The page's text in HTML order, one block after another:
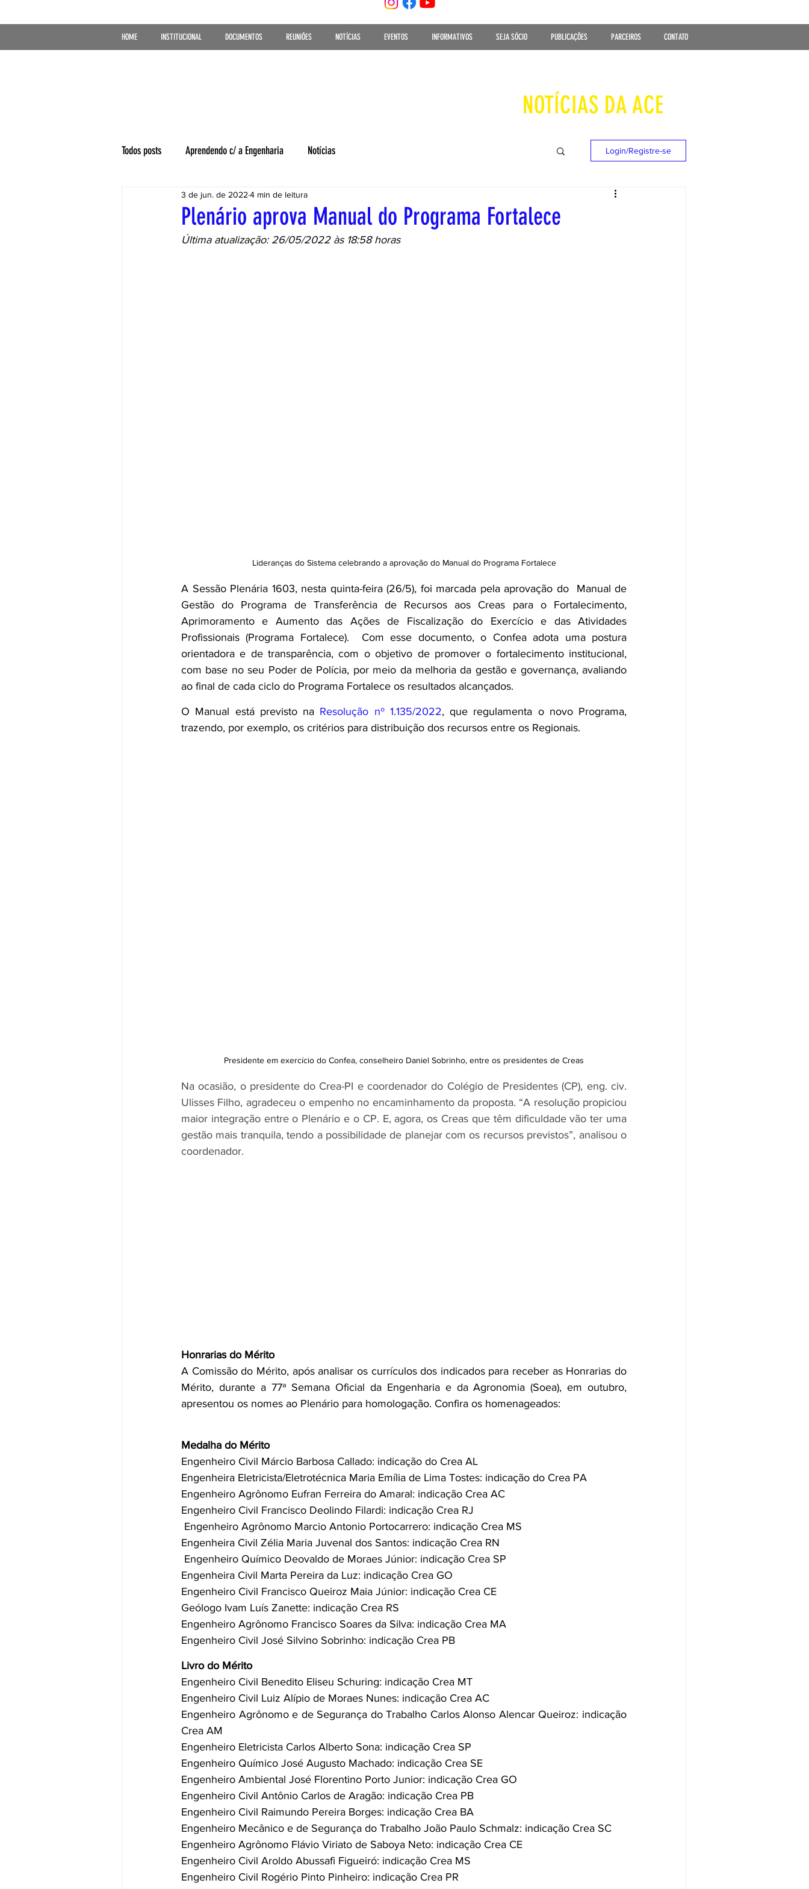
HOME INSTITUCIONAL DOCUMENTOS REUNIÕES NOTÍCIAS EVENTOS INFORMATIVOS SEJA SÓCIO PUBLICAÇÕES PARCEIROS CONTATO
NOTÍCIAS DA ACE
Todos posts Aprendendo c/ a Engenharia Notícias Login/Registre-se
Plenário aprova Manual do Programa Fortalece
3 de jun. de 2022 4 min de leitura
Última atualização: 26/05/2022 às 18:58 horas
Lideranças do Sistema celebrando a aprovação do Manual do Programa Fortalece
A Sessão Plenária 1603, nesta quinta-feira (26/5), foi marcada pela aprovação do  Manual de
Gestão do Programa de Transferência de Recursos aos Creas para o Fortalecimento,
Aprimoramento e Aumento das Ações de Fiscalização do Exercício e das Atividades
Profissionais (Programa Fortalece).  Com esse documento, o Confea adota uma postura
orientadora e de transparência, com o objetivo de promover o fortalecimento institucional,
com base no seu Poder de Polícia, por meio da melhoria da gestão e governança, avaliando
ao final de cada ciclo do Programa Fortalece os resultados alcançados.
O Manual está previsto na Resolução nº 1.135/2022, que regulamenta o novo Programa,
trazendo, por exemplo, os critérios para distribuição dos recursos entre os Regionais.
Presidente em exercício do Confea, conselheiro Daniel Sobrinho, entre os presidentes de Creas
Na ocasião, o presidente do Crea-PI e coordenador do Colégio de Presidentes (CP), eng. civ.
Ulisses Filho, agradeceu o empenho no encaminhamento da proposta. “A resolução propiciou
maior integração entre o Plenário e o CP. E, agora, os Creas que têm dificuldade vão ter uma
gestão mais tranquila, tendo a possibilidade de planejar com os recursos previstos”, analisou o
coordenador.
Honrarias do Mérito
A Comissão do Mérito, após analisar os currículos dos indicados para receber as Honrarias do
Mérito, durante a 77ª Semana Oficial da Engenharia e da Agronomia (Soea), em outubro,
apresentou os nomes ao Plenário para homologação. Confira os homenageados:
Medalha do Mérito
Engenheiro Civil Márcio Barbosa Callado: indicação do Crea AL
Engenheira Eletricista/Eletrotécnica Maria Emília de Lima Tostes: indicação do Crea PA
Engenheiro Agrônomo Eufran Ferreira do Amaral: indicação Crea AC
Engenheiro Civil Francisco Deolindo Filardi: indicação Crea RJ
Engenheiro Agrônomo Marcio Antonio Portocarrero: indicação Crea MS
Engenheira Civil Zélia Maria Juvenal dos Santos: indicação Crea RN
Engenheiro Químico Deovaldo de Moraes Júnior: indicação Crea SP
Engenheira Civil Marta Pereira da Luz: indicação Crea GO
Engenheiro Civil Francisco Queiroz Maia Júnior: indicação Crea CE
Geólogo Ivam Luís Zanette: indicação Crea RS
Engenheiro Agrônomo Francisco Soares da Silva: indicação Crea MA
Engenheiro Civil José Silvino Sobrinho: indicação Crea PB
Livro do Mérito
Engenheiro Civil Benedito Eliseu Schuring: indicação Crea MT
Engenheiro Civil Luiz Alípio de Moraes Nunes: indicação Crea AC
Engenheiro Agrônomo e de Segurança do Trabalho Carlos Alonso Alencar Queiroz: indicação
Crea AM
Engenheiro Eletricista Carlos Alberto Sona: indicação Crea SP
Engenheiro Químico José Augusto Machado: indicação Crea SE
Engenheiro Ambiental José Florentino Porto Junior: indicação Crea GO
Engenheiro Civil Antônio Carlos de Aragão: indicação Crea PB
Engenheiro Civil Raimundo Pereira Borges: indicação Crea BA
Engenheiro Mecânico e de Segurança do Trabalho João Paulo Schmalz: indicação Crea SC
Engenheiro Agrônomo Flávio Viriato de Saboya Neto: indicação Crea CE
Engenheiro Civil Aroldo Abussafi Figueiró: indicação Crea MS
Engenheiro Civil Rogério Pinto Pinheiro: indicação Crea PR